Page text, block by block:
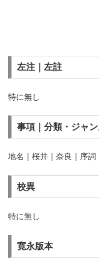
左注｜左註
特に無し
事項｜分類・ジャ
地名｜桜井｜奈良｜序詞
校異
特に無し
寛永版本